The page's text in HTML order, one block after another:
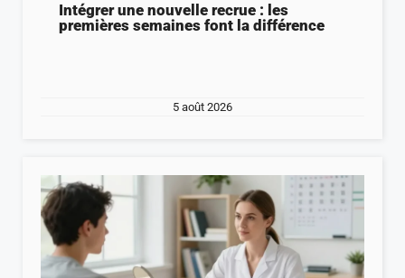
Intégrer une nouvelle recrue : les
premières semaines font la différence
5 août 2026